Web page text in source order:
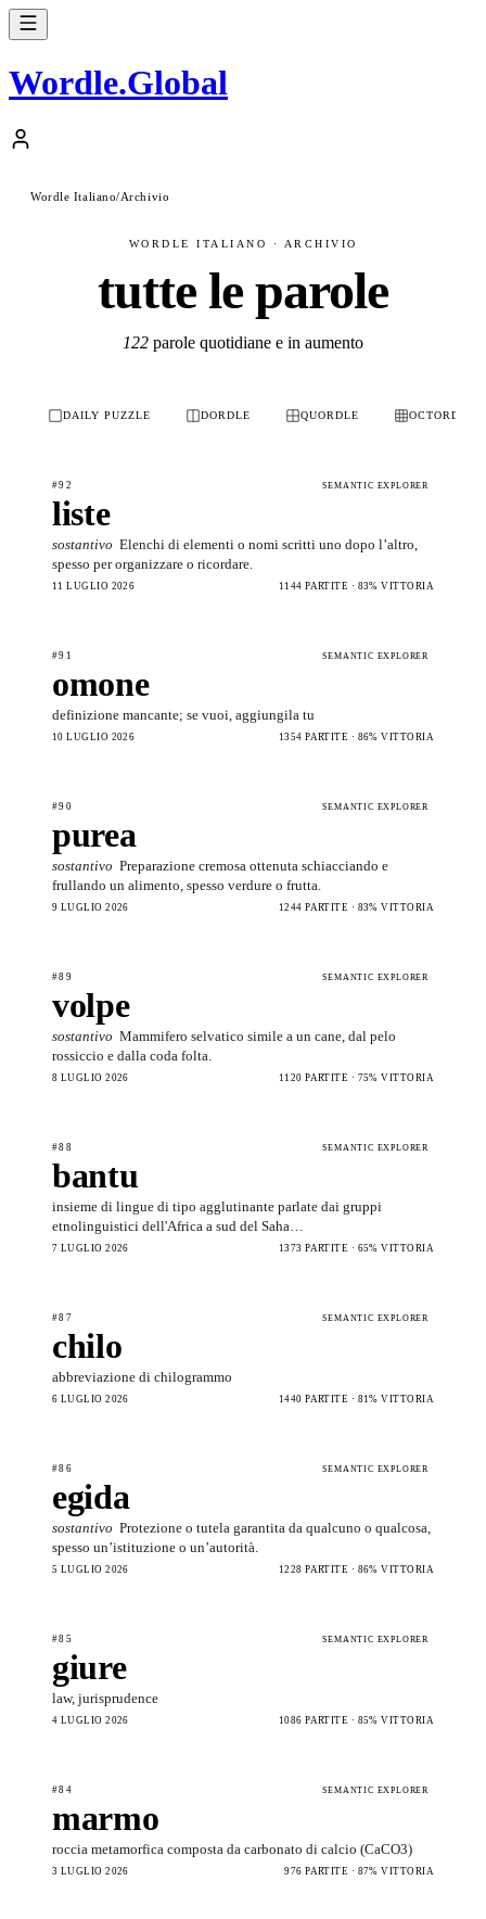
Wordle.Global
Wordle Italiano/Archivio
WORDLE ITALIANO · ARCHIVIO
tutte le parole
122 parole quotidiane e in aumento
DAILY PUZZLE DORDLE QUORDLE OCTORDLE
#92 SEMANTIC EXPLORER
liste
sostantivo Elenchi di elementi o nomi scritti uno dopo l’altro,
spesso per organizzare o ricordare.
11 LUGLIO 2026 1144 PARTITE · 83% VITTORIA
#91 SEMANTIC EXPLORER
omone
definizione mancante; se vuoi, aggiungila tu
10 LUGLIO 2026 1354 PARTITE · 86% VITTORIA
#90 SEMANTIC EXPLORER
purea
sostantivo Preparazione cremosa ottenuta schiacciando e
frullando un alimento, spesso verdure o frutta.
9 LUGLIO 2026 1244 PARTITE · 83% VITTORIA
#89 SEMANTIC EXPLORER
volpe
sostantivo Mammifero selvatico simile a un cane, dal pelo
rossiccio e dalla coda folta.
8 LUGLIO 2026 1120 PARTITE · 75% VITTORIA
#88 SEMANTIC EXPLORER
bantu
insieme di lingue di tipo agglutinante parlate dai gruppi
etnolinguistici dell'Africa a sud del Saha…
7 LUGLIO 2026 1373 PARTITE · 65% VITTORIA
#87 SEMANTIC EXPLORER
chilo
abbreviazione di chilogrammo
6 LUGLIO 2026 1440 PARTITE · 81% VITTORIA
#86 SEMANTIC EXPLORER
egida
sostantivo Protezione o tutela garantita da qualcuno o qualcosa,
spesso un’istituzione o un’autorità.
5 LUGLIO 2026 1228 PARTITE · 86% VITTORIA
#85 SEMANTIC EXPLORER
giure
law, jurisprudence
4 LUGLIO 2026 1086 PARTITE · 85% VITTORIA
#84 SEMANTIC EXPLORER
marmo
roccia metamorfica composta da carbonato di calcio (CaCO3)
3 LUGLIO 2026 976 PARTITE · 87% VITTORIA